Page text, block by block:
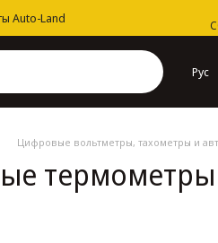
Auto-Land
Рус
Цифровые вольтметры, тахометры и
термометры